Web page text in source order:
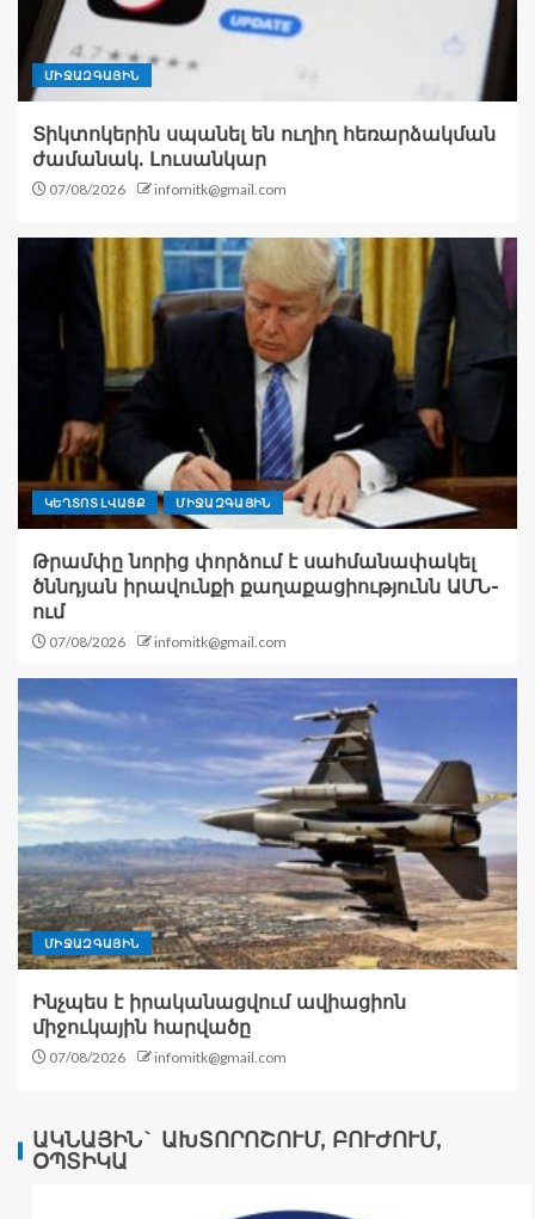
ՄԻՋԱԶԳԱՅԻՆ
Տիկտոկերին սպանել են ուղիղ հեռարձակման
ժամանակ. Լուսանկար
07/08/2026 infomitk@gmail.com
ԿԵՂՏՈՏ ԼՎԱՑՔ ՄԻՋԱԶԳԱՅԻՆ
Թրամփը նորից փորձում է սահմանափակել
ծննդյան իրավունքի քաղաքացիությունն ԱՄՆ-
ում
07/08/2026 infomitk@gmail.com
ՄԻՋԱԶԳԱՅԻՆ
Ինչպես է իրականացվում ավիացիոն
միջուկային հարվածը
07/08/2026 infomitk@gmail.com
ԱԿՆԱՅԻՆ` ԱԽՏՈՐՈՇՈՒՄ, ԲՈՒԺՈՒՄ,
ՕՊՏԻԿԱ